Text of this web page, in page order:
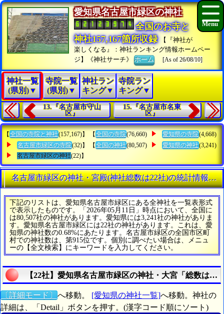
愛知県名古屋市緑区の神社
全国のお寺と
神社157,167箇所収録
【『神社が
楽しくなる』：神社ランキング情報ホームペー
ジ】《神社サーチ》ホーム [As of 26/08/10]
神社一覧
(県別)▼
寺院一覧
(県別)▼
神社ラン
キング▼
寺院ラン
キング▼
13.『名古屋市守山
区』
15.『名古屋市名東
区』
【 全国の寺院と神社(157,167)】 【 全国の寺院(76,660) 愛知県の寺院(4,668)
名古屋市緑区の寺院(32)】 【 全国の神社(80,507) 愛知県の神社(3,241)
名古屋市緑区の神社(22)】
名古屋市緑区の神社・宮殿(神社総数は22社)の統計情報一覧
下記のリストは、愛知県名古屋市緑区にある全神社を一覧表形式
で表示したものです。「2026年05月11日」時点において、全国に
は80,507社の神社があります。愛知県には3,241社の神社がありま
す。愛知県名古屋市緑区には22社の神社があります。これは、愛
知県の神社数の0.68%にあたります。名古屋市緑区の全国市区町
村での神社数は、第915位です。個別に調べたい場合は、メニュ
ーの【全文検索】にキーワードを入力してください。
【22社】愛知県名古屋市緑区の神社・大宮「総数は22
〔詳細モード〕 へ移動。 [愛知県の神社一覧]へ移動。神社の
詳細は、「Detail」ボタンを押す。(漢字コード順にソート)